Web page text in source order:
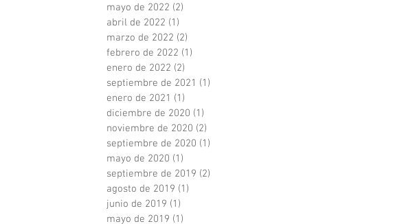
mayo de 2022 (2)
abril de 2022 (1)
marzo de 2022 (2)
febrero de 2022 (1)
enero de 2022 (2)
septiembre de 2021 (1)
enero de 2021 (1)
diciembre de 2020 (1)
noviembre de 2020 (2)
septiembre de 2020 (1)
mayo de 2020 (1)
septiembre de 2019 (2)
agosto de 2019 (1)
junio de 2019 (1)
mayo de 2019 (1)